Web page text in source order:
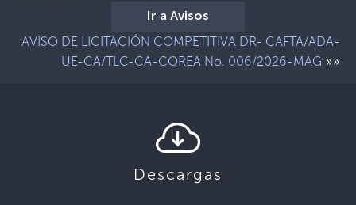
Ir a Avisos
AVISO DE LICITACIÓN COMPETITIVA DR- CAFTA/ADA-
UE-CA/TLC-CA-COREA No. 006/2026-MAG »»
Descargas